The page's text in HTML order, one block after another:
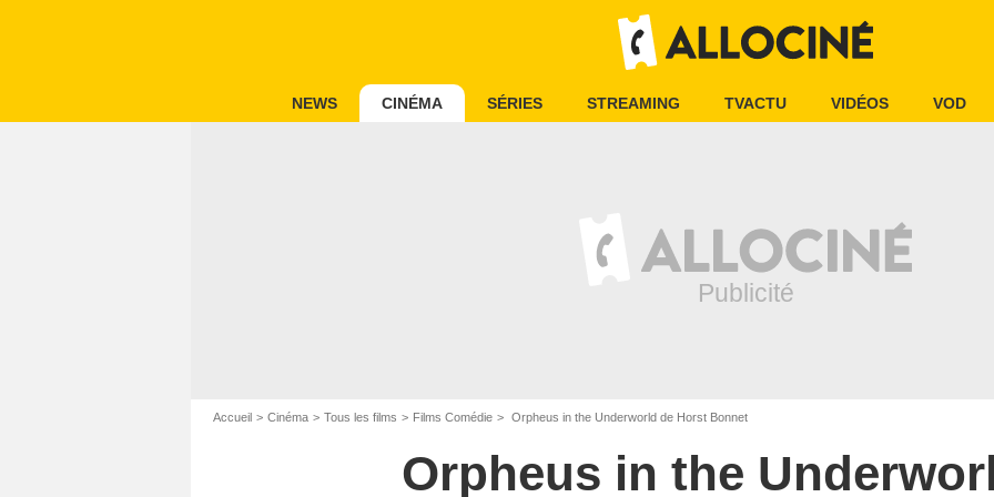
NEWS CINÉMA SÉRIES STREAMING TVACTU VIDÉOS VOD
Accueil Cinéma Tous les films Films Comédie Orpheus in the Underworld de Horst Bonnet
Orpheus in the